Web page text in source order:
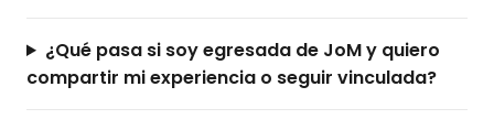
¿Qué pasa si soy egresada de JoM y quiero
compartir mi experiencia o seguir vinculada?